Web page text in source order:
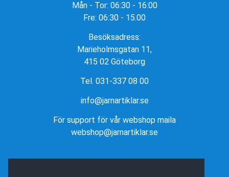
Mån - Tor: 06:30 - 16:00
Fre: 06:30 - 15.00
Besöksadress:
Marieholmsgatan 11,
415 02 Göteborg
Tel. 031-337 08 00
info@jarnartiklar.se
För support för vår webshop maila
webshop@jarnartiklar.se